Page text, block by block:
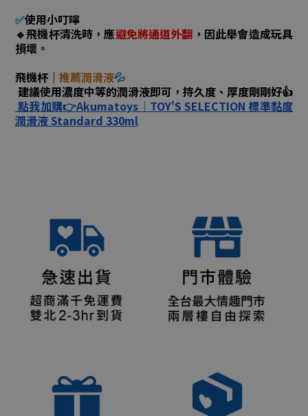
✅使用小叮嚀
🔹飛機杯清洗時，應避免將通道外翻 ，因此舉會造成玩具
損壞。
飛機杯｜ 推薦潤滑液💦
建議使用濃度中等的潤滑液即可，持久度、厚度剛剛好👍
點我加購👉Akumatoys｜TOY'S SELECTION 標準黏度
潤滑液 Standard 330ml